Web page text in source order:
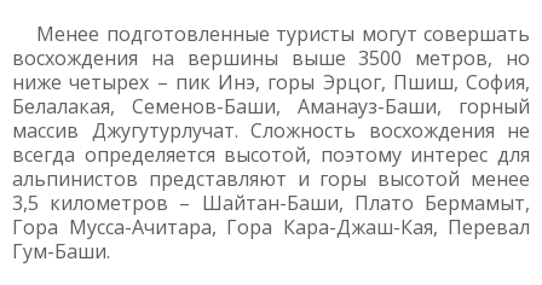
Менее подготовленные туристы могут совершать
восхождения на вершины выше 3500 метров, но
ниже четырех – пик Инэ, горы Эрцог, Пшиш, София,
Белалакая, Семенов-Баши, Аманауз-Баши, горный
массив Джугутурлучат. Сложность восхождения не
всегда определяется высотой, поэтому интерес для
альпинистов представляют и горы высотой менее
3,5 километров – Шайтан-Баши, Плато Бермамыт,
Гора Мусса-Ачитара, Гора Кара-Джаш-Кая, Перевал
Гум-Баши.